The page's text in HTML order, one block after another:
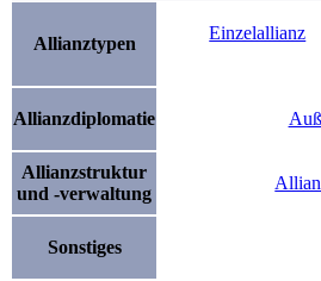
Allianztypen
Einzelallianz
Allianzdiplomatie
Allianzstruktur
und -verwaltung
Sonstiges